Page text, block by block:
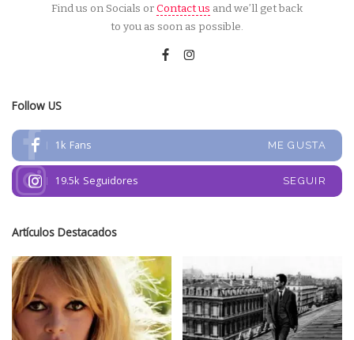
Find us on Socials orContact us and we’ll get back
to you as soon as possible.
Follow US
1k Fans ME GUSTA
19.5k Seguidores SEGUIR
Artículos Destacados